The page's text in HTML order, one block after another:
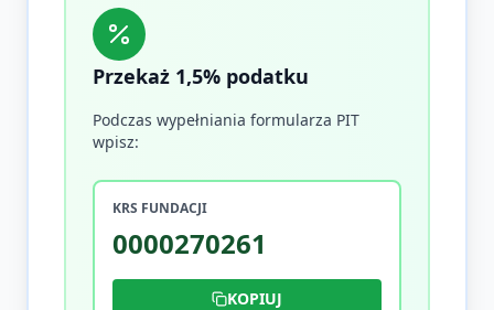
Przekaż 1,5% podatku
Podczas wypełniania formularza PIT
wpisz:
KRS FUNDACJI
0000270261
KOPIUJ